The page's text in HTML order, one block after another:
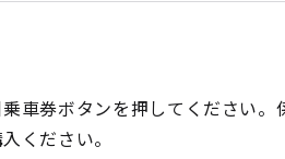
車券ボタンを押してください。
ください。